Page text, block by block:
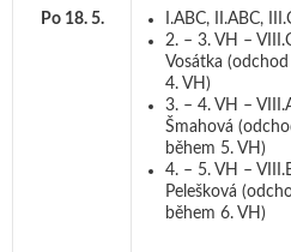
Po 18. 5.
I.ABC, II.ABC,
2. – 3. VH –
Vosátka
4. VH)
3. – 4. VH –
Šmahová
během 5. VH)
4. – 5. VH –
Pelešková
během 6. VH)